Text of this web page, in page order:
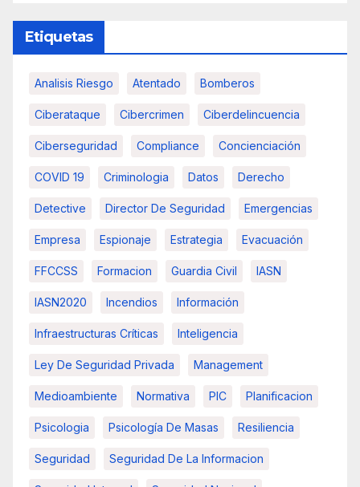
Etiquetas
Analisis Riesgo Atentado Bomberos
Ciberataque Cibercrimen Ciberdelincuencia
Ciberseguridad Compliance Concienciación
COVID 19 Criminologia Datos Derecho
Detective Director De Seguridad Emergencias
Empresa Espionaje Estrategia Evacuación
FFCCSS Formacion Guardia Civil IASN
IASN2020 Incendios Información
Infraestructuras Críticas Inteligencia
Ley De Seguridad Privada Management
Medioambiente Normativa PIC Planificacion
Psicologia Psicología De Masas Resiliencia
Seguridad Seguridad De La Informacion